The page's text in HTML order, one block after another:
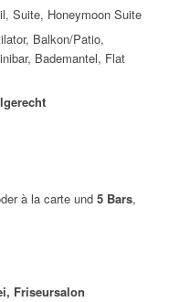
Suite, Honeymoon Suite
Balkon/Patio,
Bademantel, Flat
à la carte und5 Bars,
Friseursalon